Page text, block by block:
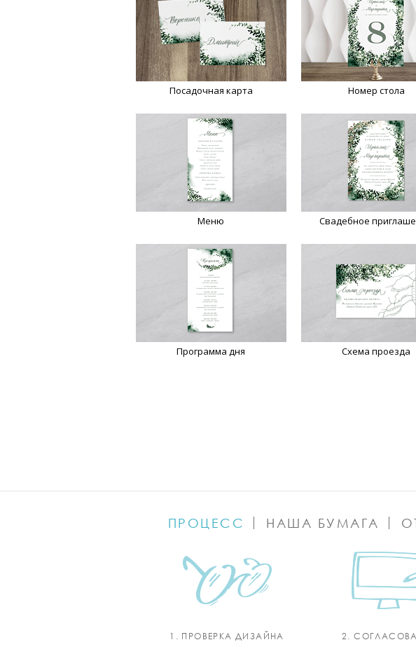
Посадочная карта Номер стола
Меню Свадебное
Программа дня Схема проезда
ПРОЦЕСС НАША БУМАГА
1. ПРОВЕРКА ДИЗАЙНА 2.